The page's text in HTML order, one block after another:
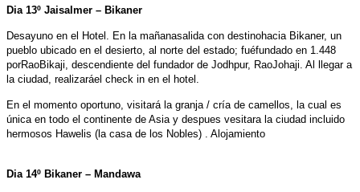
Dia 13º Jaisalmer – Bikaner
Desayuno en el Hotel. En la mañanasalida con destinohacia Bikaner, un
pueblo ubicado en el desierto, al norte del estado; fuéfundado en 1.448
porRaoBikaji, descendiente del fundador de Jodhpur, RaoJohaji. Al llegar a
la ciudad, realizaráel check in en el hotel.
En el momento oportuno, visitará la granja / cría de camellos, la cual es
única en todo el continente de Asia y despues vesitara la ciudad incluido
hermosos Hawelis (la casa de los Nobles) . Alojamiento
Dia 14º Bikaner – Mandawa